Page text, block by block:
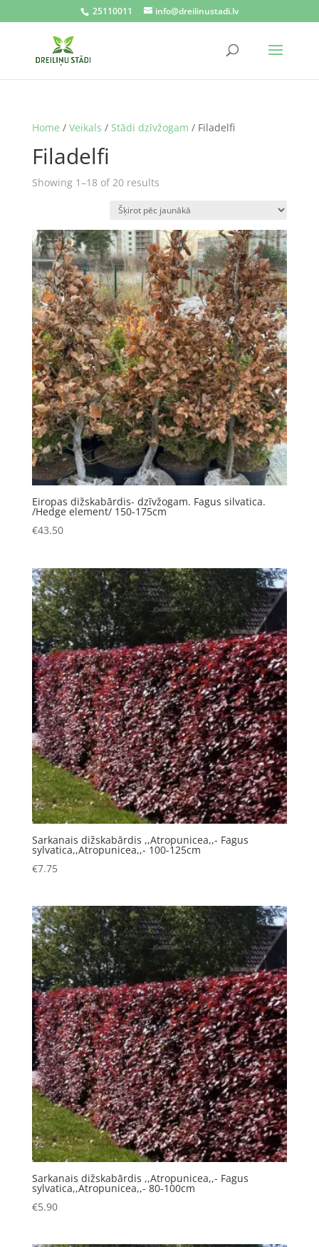
25110011 info@dreilinustadi.lv
Home / Veikals / Stādi dzīvžogam / Filadelfi
Filadelfi
Showing 1–18 of 20 resultsSorted
latest
Eiropas dižskabārdis- dzīvžogam. Fagus silvatica.
/Hedge element/ 150-175cm
€43.50
Sarkanais dižskabārdis ,,Atropunicea,,- Fagus
sylvatica,,Atropunicea,,- 100-125cm
€7.75
Sarkanais dižskabārdis ,,Atropunicea,,- Fagus
sylvatica,,Atropunicea,,- 80-100cm
€5.90